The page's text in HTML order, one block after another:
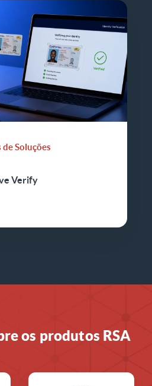
de Soluções
Verify
os produtos RSA